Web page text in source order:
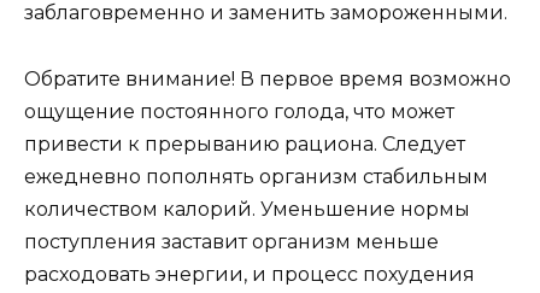
заблаговременно и заменить замороженными.
Обратите внимание! В первое время возможно
ощущение постоянного голода, что может
привести к прерыванию рациона. Следует
ежедневно пополнять организм стабильным
количеством калорий. Уменьшение нормы
поступления заставит организм меньше
расходовать энергии, и процесс похудения